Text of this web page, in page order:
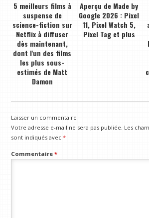
5 meilleurs films à
suspense de
science-fiction sur
Netflix à diffuser
dès maintenant,
dont l'un des films
les plus sous-
estimés de Matt
Damon
Aperçu de Made by
Google 2026 : Pixel
11, Pixel Watch 5,
Pixel Tag et plus
Laisser un commentaire
Votre adresse e-mail ne sera pas publiée. Les
sont indiqués avec*
Commentaire*